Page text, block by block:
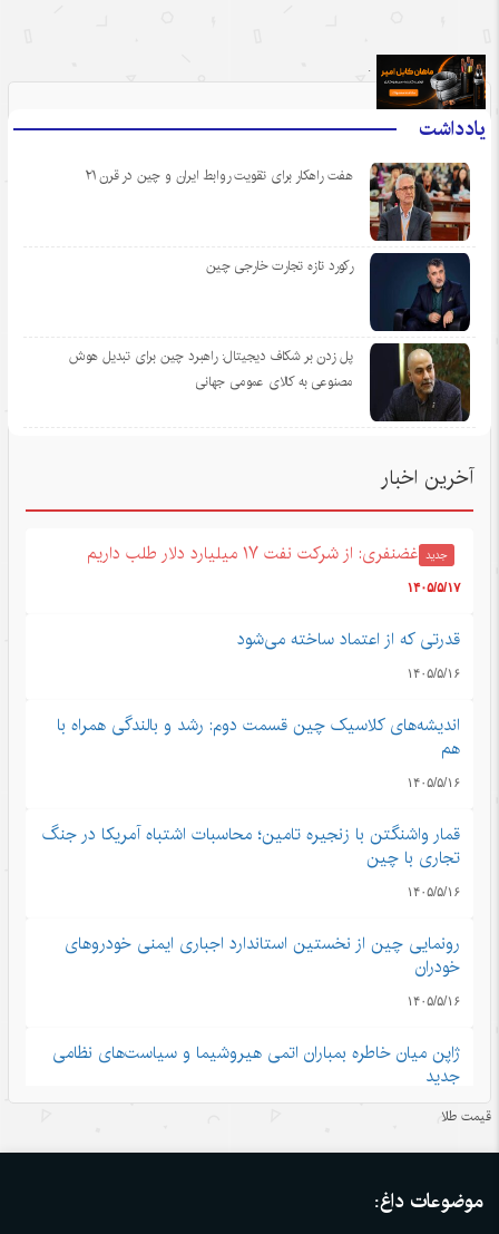
یادداشت
هفت راهکار برای تقویت روابط ایران و چین در قرن ۲۱
رکورد تازه تجارت خارجی چین
پل زدن بر شکاف دیجیتال: راهبرد چین برای تبدیل هوش
مصنوعی به کالای عمومی جهانی
.
آخرین اخبار
جدید غضنفری: از شرکت نفت ۱۷ میلیارد دلار طلب داریم
۱۴۰۵/۵/۱۷
قدرتی که از اعتماد ساخته می‌شود
۱۴۰۵/۵/۱۶
اندیشه‌های کلاسیک چین قسمت دوم: رشد و بالندگی همراه با
هم
۱۴۰۵/۵/۱۶
قمار واشنگتن با زنجیره تامین؛ محاسبات اشتباه آمریکا در جنگ
تجاری با چین
۱۴۰۵/۵/۱۶
رونمایی چین از نخستین استاندارد اجباری ایمنی خودروهای
خودران
۱۴۰۵/۵/۱۶
ژاپن میان خاطره بمباران اتمی هیروشیما و سیاست‌های نظامی
جدید
۱۴۰۵/۵/۱۶
نگاهی به رشد اقتصاد چین در سایه تنش‌های ایران و آمریکا
۱۴۰۵/۵/۱۶
قیمت طلا
موضوعات داغ: